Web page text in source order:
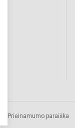
Prieinamumo paraiška